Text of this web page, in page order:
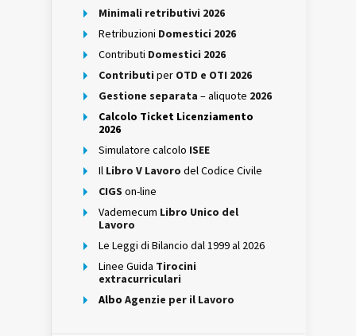
Minimali retributivi 2026
Retribuzioni Domestici 2026
Contributi Domestici 2026
Contributi per OTD e OTI 2026
Gestione separata – aliquote 2026
Calcolo Ticket Licenziamento
2026
Simulatore calcolo ISEE
Il Libro V Lavoro del Codice Civile
CIGS on-line
Vademecum Libro Unico del
Lavoro
Le Leggi di Bilancio dal 1999 al 2026
Linee Guida Tirocini
extracurriculari
Albo Agenzie per il Lavoro